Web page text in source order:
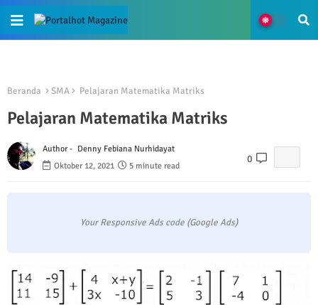
Beranda SMA Pelajaran Matematika Matriks
Pelajaran Matematika Matriks
Author - Denny Febiana Nurhidayat
Oktober 12, 2021
5 minute read
0
Your Responsive Ads code (Google Ads)